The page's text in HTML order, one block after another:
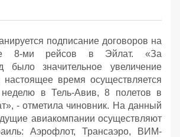
подписание договоров на
8-ми рейсов в Эйлат. «За
было значительное увеличение
настоящее время осуществляется
в Тель-Авив, 8 полетов в
- отметила чиновник. На данный
авиакомпании осуществляют
Аэрофлот, Трансаэро, ВИМ-